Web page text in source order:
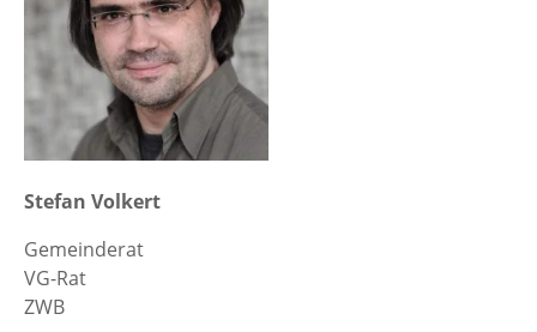
Stefan Volkert
Gemeinderat
VG-Rat
ZWB